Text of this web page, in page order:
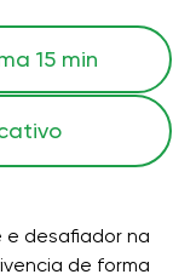
15 min
e desafiador na
de forma